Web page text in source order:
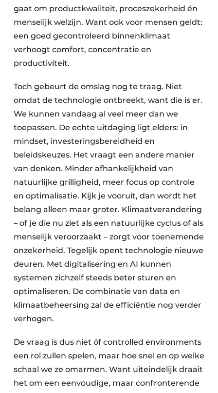
gaat om productkwaliteit, proceszekerheid én
menselijk welzijn. Want ook voor mensen geldt:
een goed gecontroleerd binnenklimaat
verhoogt comfort, concentratie en
productiviteit.
Toch gebeurt de omslag nog te traag. Niet
omdat de technologie ontbreekt, want die is er.
We kunnen vandaag al veel meer dan we
toepassen. De echte uitdaging ligt elders: in
mindset, investeringsbereidheid en
beleidskeuzes. Het vraagt een andere manier
van denken. Minder afhankelijkheid van
natuurlijke grilligheid, meer focus op controle
en optimalisatie. Kijk je vooruit, dan wordt het
belang alleen maar groter. Klimaatverandering
– of je die nu ziet als een natuurlijke cyclus of als
menselijk veroorzaakt – zorgt voor toenemende
onzekerheid. Tegelijk opent technologie nieuwe
deuren. Met digitalisering en AI kunnen
systemen zichzelf steeds beter sturen en
optimaliseren. De combinatie van data en
klimaatbeheersing zal de efficiëntie nog verder
verhogen.
De vraag is dus niet óf controlled environments
een rol zullen spelen, maar hoe snel en op welke
schaal we ze omarmen. Want uiteindelijk draait
het om een eenvoudige, maar confronterende